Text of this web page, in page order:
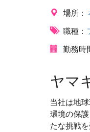
場所：
職種：
勤務時
ヤマ
当社は地
環境の保
たな挑戦